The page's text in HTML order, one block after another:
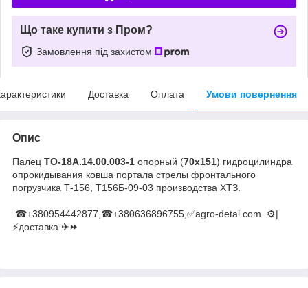
Що таке купити з Пром?
Замовлення під захистом
Доставка Оплата Умови повернення
Опис
Палец ТО-18А.14.00.003-1 опорный (70х151) гидроцилиндра
опрокидывания ковша портала стрелы фронтального
погрузчика Т-156, Т156Б-09-03 производства ХТЗ.
☎+380954442877,☎+380636896755,✅agro-detal.com ⚙️|
⚡доставка ✈⏩